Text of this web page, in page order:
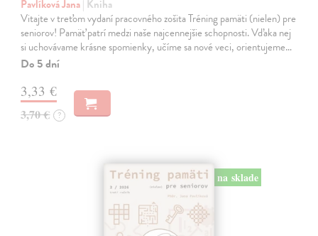
Pavlíková Jana| Kniha
Vitajte v treťom vydaní pracovného zošita Tréning pamäti (nielen) pre
seniorov! Pamäť patrí medzi naše najcennejšie schopnosti. Vďaka nej
si uchovávame krásne spomienky, učíme sa nové veci, orientujeme…
Do 5 dní
3,33 €
3,70 € ?
na sklade